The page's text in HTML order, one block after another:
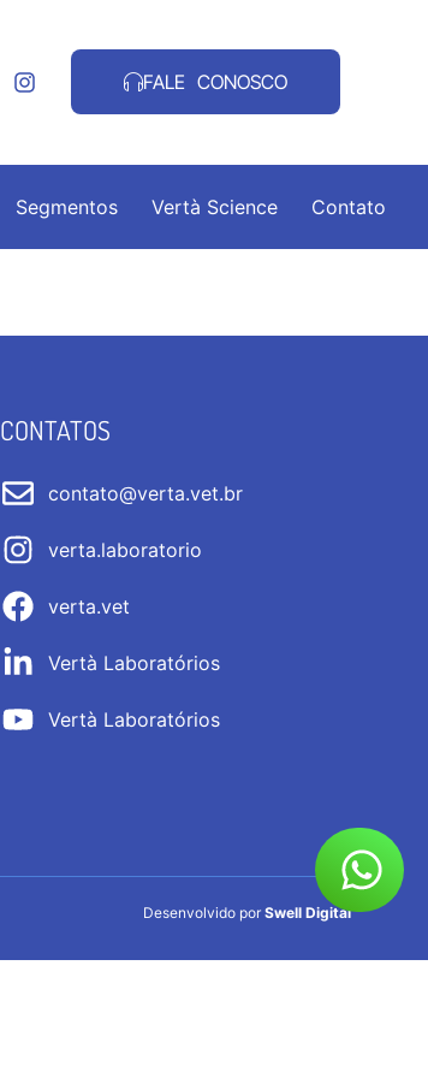
FALE CONOSCO
Segmentos Vertà Science Contato
CONTATOS
contato@verta.vet.br
verta.laboratorio
verta.vet
Vertà Laboratórios
Vertà Laboratórios
Desenvolvido por Swell Digital